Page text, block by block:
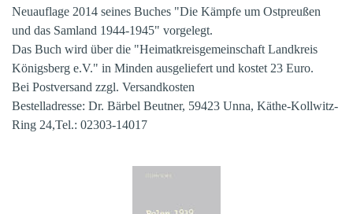
Neuauflage 2014 seines Buches "Die Kämpfe um Ostpreußen
und das Samland 1944-1945" vorgelegt.
Das Buch wird über die "Heimatkreisgemeinschaft Landkreis
Königsberg e.V." in Minden ausgeliefert und kostet 23 Euro.
Bei Postversand zzgl. Versandkosten
Bestelladresse: Dr. Bärbel Beutner, 59423 Unna, Käthe-Kollwitz-
Ring 24,Tel.: 02303-14017